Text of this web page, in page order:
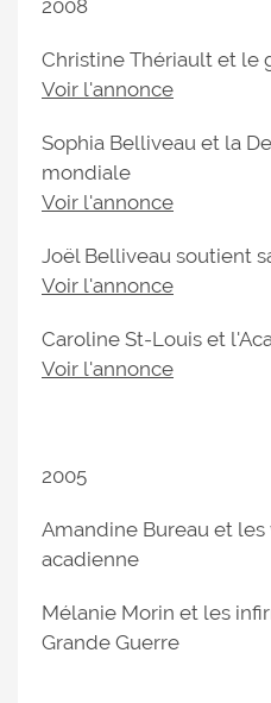
2008
Christine Thériault et le
Voir l'annonce
Sophia Belliveau et la
mondiale
Voir l'annonce
Joël Belliveau soutient
Voir l'annonce
Caroline St-Louis et
Voir l'annonce
2005
Amandine Bureau et
acadienne
Mélanie Morin et les
Grande Guerre